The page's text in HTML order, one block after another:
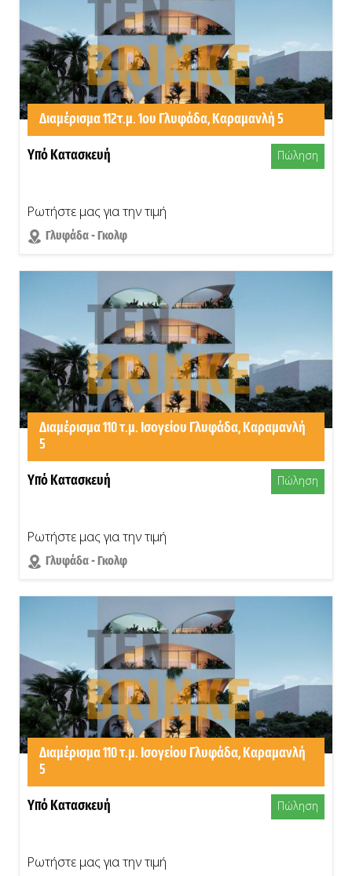
Διαμέρισμα 112τ.μ. 1ου Γλυφάδα, Καραμανλή 5
Υπό Κατασκευή
Πώληση
Ρωτήστε μας για την τιμή
Γλυφάδα - Γκολφ
Διαμέρισμα 110 τ.μ. Ισογείου Γλυφάδα, Καραμανλή
5
Υπό Κατασκευή
Πώληση
Ρωτήστε μας για την τιμή
Γλυφάδα - Γκολφ
Διαμέρισμα 110 τ.μ. Ισογείου Γλυφάδα, Καραμανλή
5
Υπό Κατασκευή
Πώληση
Ρωτήστε μας για την τιμή